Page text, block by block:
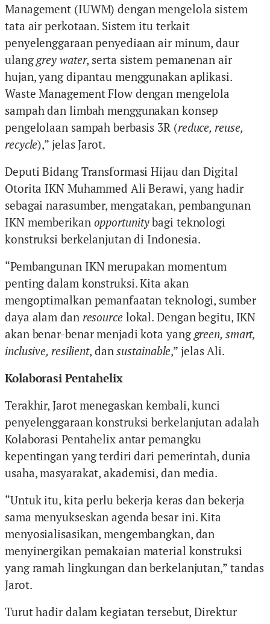
Management (IUWM) dengan mengelola sistem
tata air perkotaan. Sistem itu terkait
penyelenggaraan penyediaan air minum, daur
ulanggrey water, serta sistem pemanenan air
hujan, yang dipantau menggunakan aplikasi.
Waste Management Flow dengan mengelola
sampah dan limbah menggunakan konsep
pengelolaan sampah berbasis 3R (reduce, reuse,
recycle),” jelas Jarot.
Deputi Bidang Transformasi Hijau dan Digital
Otorita IKN Muhammed Ali Berawi, yang hadir
sebagai narasumber, mengatakan, pembangunan
IKN memberikan opportunitybagi teknologi
konstruksi berkelanjutan di Indonesia.
“Pembangunan IKN merupakan momentum
penting dalam konstruksi. Kita akan
mengoptimalkan pemanfaatan teknologi, sumber
daya alam dan resource lokal. Dengan begitu, IKN
akan benar-benar menjadi kota yanggreen, smart,
inclusive, resilient, dansustainable,” jelas Ali.
Kolaborasi Pentahelix
Terakhir, Jarot menegaskan kembali, kunci
penyelenggaraan konstruksi berkelanjutan adalah
Kolaborasi Pentahelix antar pemangku
kepentingan yang terdiri dari pemerintah, dunia
usaha, masyarakat, akademisi, dan media.
“Untuk itu, kita perlu bekerja keras dan bekerja
sama menyukseskan agenda besar ini. Kita
menyosialisasikan, mengembangkan, dan
menyinergikan pemakaian material konstruksi
yang ramah lingkungan dan berkelanjutan,” tandas
Jarot.
Turut hadir dalam kegiatan tersebut, Direktur